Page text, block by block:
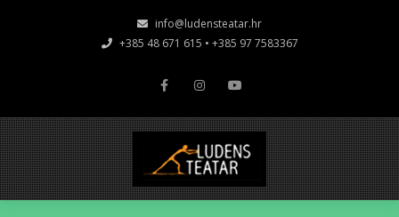
info@ludensteatar.hr
+385 48 671 615 • +385 97 7583367